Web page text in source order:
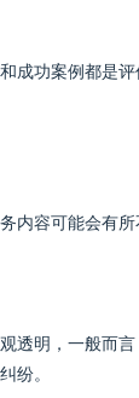
成功案例都是
内容可能会有
透明，一般而
纷。